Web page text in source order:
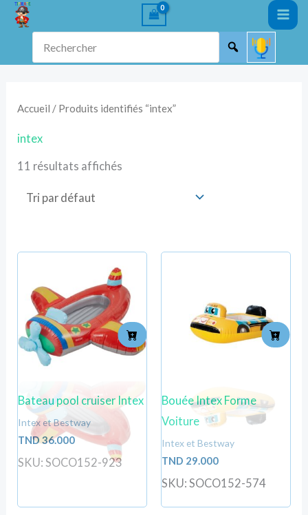
Aller
Rechercher
Accueil / Produits identifiés “intex”
intex
11 résultats affichés
Bateau pool cruiser Intex
Intex et Bestway
TND36.000
SKU: SOCO152-923
Bouée Intex Forme
Voiture
Intex et Bestway
TND 29.000
SKU: SOCO152-574